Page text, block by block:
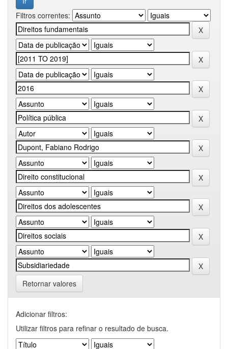
Filtros correntes:
Retornar valores
Adicionar filtros:
Utilizar filtros para refinar o resultado de busca.